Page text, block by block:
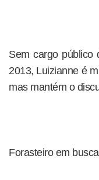
Sem cargo público
2013, Luizianne é
mas mantém o
Forasteiro em